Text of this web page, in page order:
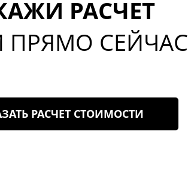
РАСЧЕТ
ПРЯМО СЕЙЧАС
РАСЧЕТ СТОИМОСТИ